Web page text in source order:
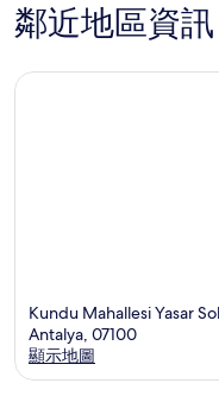
鄰近地區資訊
Kundu Mahallesi Yasar
Antalya, 07100
顯示地圖